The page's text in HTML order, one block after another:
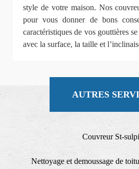
style de votre maison. Nos
pour vous donner de bons
caractéristiques de vos gouttières
avec la surface, la taille et
AUTRES
Couvreur St-
Nettoyage et demoussage de